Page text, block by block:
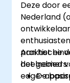
Deze door
Nederland
praktische
het gebied
edge-
Aan het
deelnemers:
De